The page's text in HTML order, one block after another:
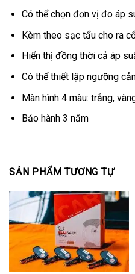
Có thể chọn đơn vị đo áp
Kèm theo sạc tẩu cho ra
Hiển thị đồng thời cả áp
Có thể thiết lập ngưỡng
Màn hình 4 màu: trắng,
Bảo hành 3 năm
SẢN PHẨM TƯƠNG TỰ